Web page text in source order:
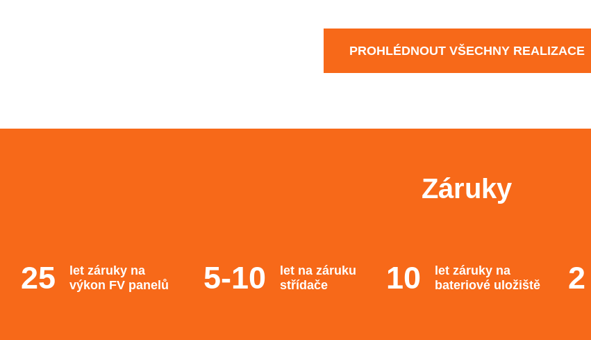
PROHLÉDNOUT VŠECHNY REALIZACE
Záruky
let záruky na
výkon FV panelů
let na záruku
střídače
let záruky na
bateriové uložiště